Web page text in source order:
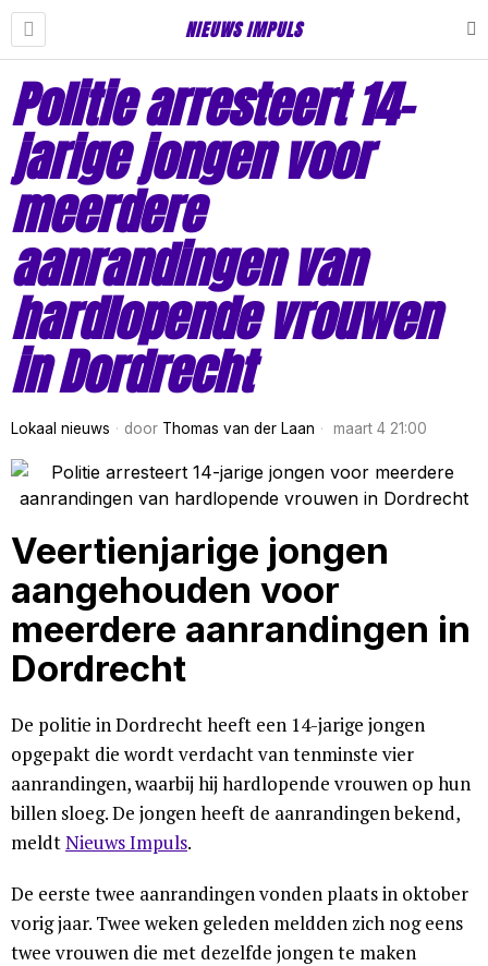
NIEUWS IMPULS
Politie arresteert 14-
jarige jongen voor
meerdere
aanrandingen van
hardlopende vrouwen
in Dordrecht
Lokaal nieuws door Thomas van der Laan maart 4 21:00
Veertienjarige jongen
aangehouden voor
meerdere aanrandingen in
Dordrecht
De politie in Dordrecht heeft een 14-jarige jongen
opgepakt die wordt verdacht van tenminste vier
aanrandingen, waarbij hij hardlopende vrouwen op hun
billen sloeg. De jongen heeft de aanrandingen bekend,
meldtNieuws Impuls.
De eerste twee aanrandingen vonden plaats in oktober
vorig jaar. Twee weken geleden meldden zich nog eens
twee vrouwen die met dezelfde jongen te maken